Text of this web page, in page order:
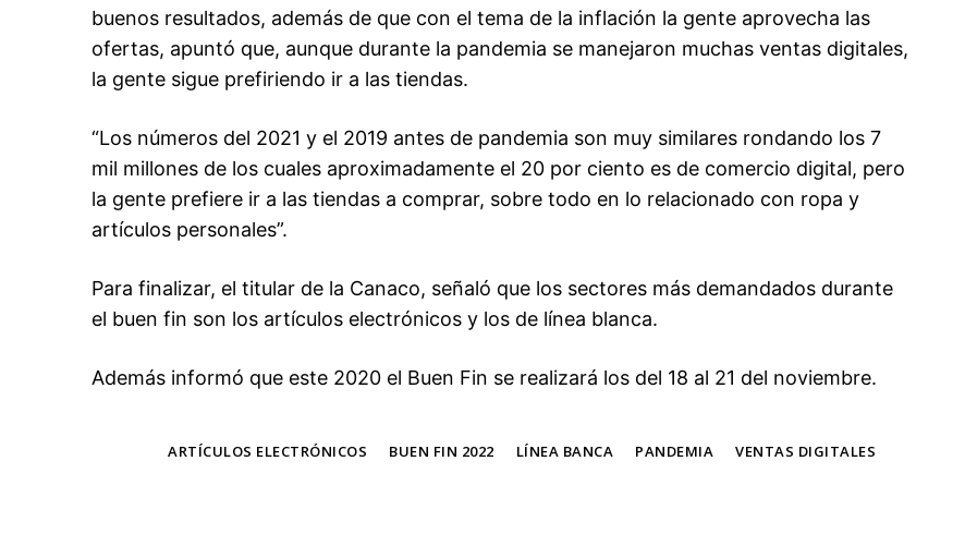
buenos resultados, además de que con el tema de la inflación la gente aprovecha las
ofertas, apuntó que, aunque durante la pandemia se manejaron muchas ventas digitales,
la gente sigue prefiriendo ir a las tiendas.
“Los números del 2021 y el 2019 antes de pandemia son muy similares rondando los 7
mil millones de los cuales aproximadamente el 20 por ciento es de comercio digital, pero
la gente prefiere ir a las tiendas a comprar, sobre todo en lo relacionado con ropa y
artículos personales”.
Para finalizar, el titular de la Canaco, señaló que los sectores más demandados durante
el buen fin son los artículos electrónicos y los de línea blanca.
Además informó que este 2020 el Buen Fin se realizará los del 18 al 21 del noviembre.
ARTÍCULOS ELECTRÓNICOS BUEN FIN 2022 LÍNEA BANCA PANDEMIA VENTAS DIGITALES